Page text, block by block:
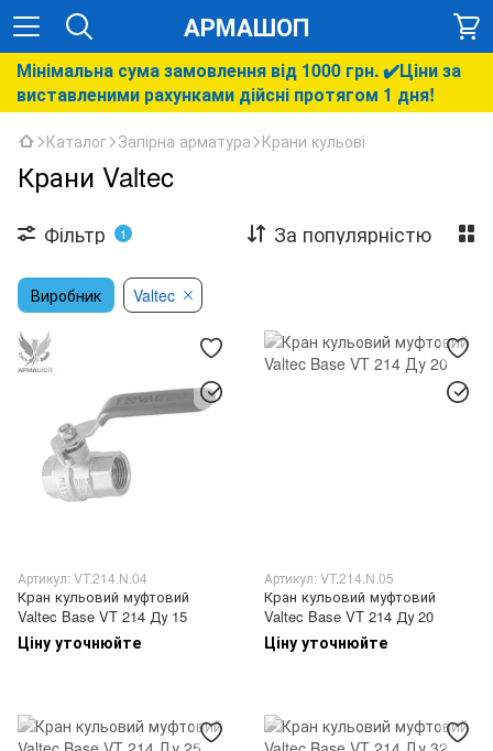
АРМАШОП
Мінімальна сума замовлення від 1000 грн. ✔️Ціни за
виставленими рахунками дійсні протягом 1 дня!
Каталог Запірна арматура Крани кульові
Крани Valtec
Фільтр 1 За популярністю
Виробник Valtec
Артикул: VT.214.N.04
Кран кульовий муфтовий
Valtec Base VT 214 Ду 15
Ціну уточнюйте
Артикул: VT.214.N.05
Кран кульовий муфтовий
Valtec Base VT 214 Ду 20
Ціну уточнюйте